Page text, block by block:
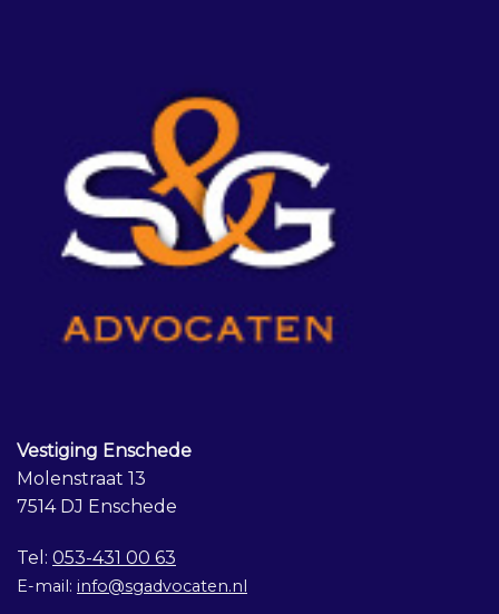
Vestiging Enschede
Molenstraat 13
7514 DJ Enschede
Tel: 053-431 00 63
E-mail: info@sgadvocaten.nl